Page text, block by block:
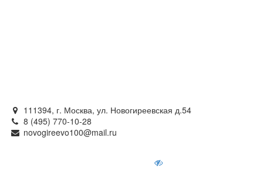
111394, г. Москва, ул. Новогиреевская д.54
8 (495) 770-10-28
novogireevo100@mail.ru